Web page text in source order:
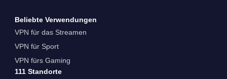
Beliebte Verwendungen
VPN für das Streamen
VPN für Sport
VPN fürs Gaming
111 Standorte